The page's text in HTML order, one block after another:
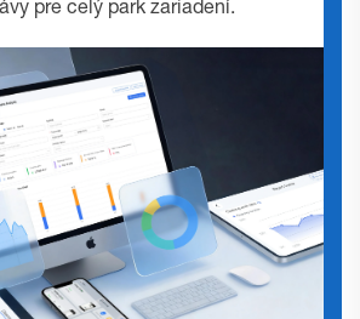
pre celý park zariadení.